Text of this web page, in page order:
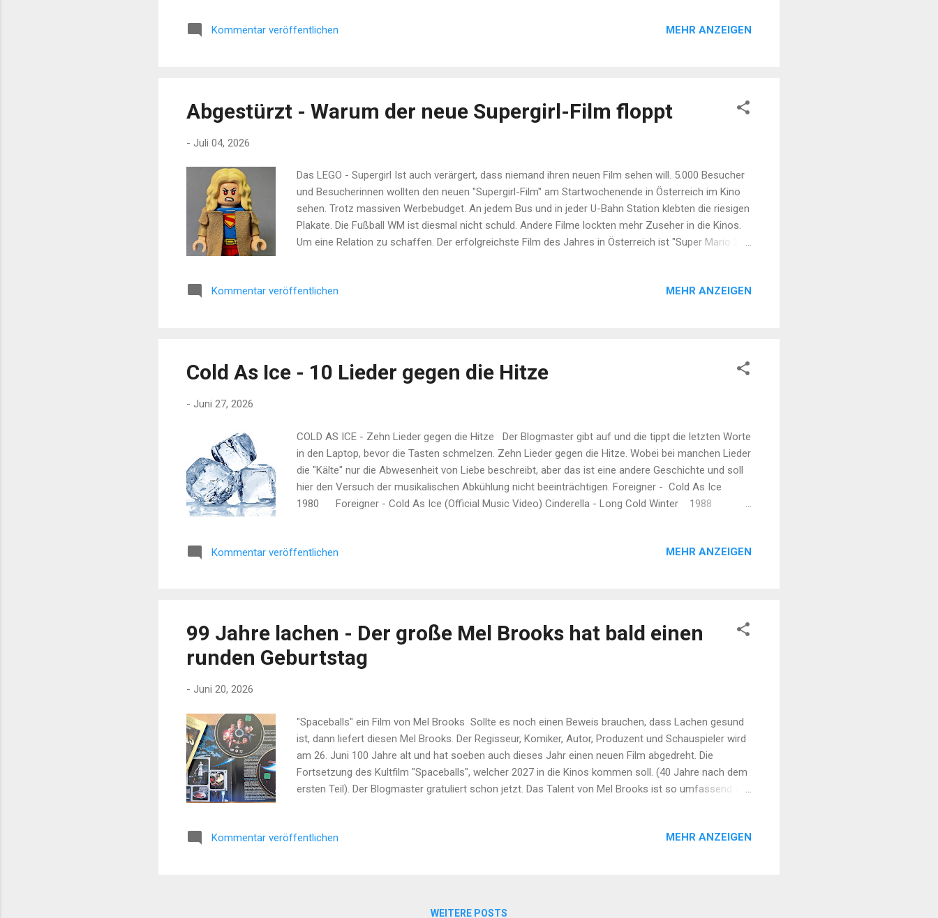
wir. Den Rest des Textes verstanden wir nicht mehr. Gebannt lauschten wir. Immer wieder sang sie,
Kommentar veröffentlichen MEHR ANZEIGEN
Abgestürzt - Warum der neue Supergirl-Film floppt
- Juli 04, 2026
Das LEGO - Supergirl Ist auch verärgert, dass niemand ihren neuen Film sehen will. 5.000 Besucher
und Besucherinnen wollten den neuen "Supergirl-Film" am Startwochenende in Österreich im Kino
sehen. Trotz massiven Werbebudget. An jedem Bus und in jeder U-Bahn Station klebten die riesigen
Plakate. Die Fußball WM ist diesmal nicht schuld. Andere Filme lockten mehr Zuseher in die Kinos.
Um eine Relation zu schaffen. Der erfolgreichste Film des Jahres in Österreich ist "Super Mario 2"
Enttäuschung. Und das gilt für alle Länder in denen der Film letzten Freitag gestartet ist, inklusive
Kommentar veröffentlichen MEHR ANZEIGEN
Cold As Ice - 10 Lieder gegen die Hitze
- Juni 27, 2026
COLD AS ICE - Zehn Lieder gegen die Hitze Der Blogmaster gibt auf und die tippt die letzten Worte
in den Laptop, bevor die Tasten schmelzen. Zehn Lieder gegen die Hitze. Wobei bei manchen Lieder
die "Kälte" nur die Abwesenheit von Liebe beschreibt, aber das ist eine andere Geschichte und soll
hier den Versuch der musikalischen Abkühlung nicht beeinträchtigen. Foreigner - Cold As Ice
1980 Foreigner - Cold As Ice (Official Music Video) Cinderella - Long Cold Winter 1988
Blue Heart 1988 John Hiatt - Icy Blue Heart Van Halen - Ice Cream Man 1978 Van Halen -
Kommentar veröffentlichen MEHR ANZEIGEN
99 Jahre lachen - Der große Mel Brooks hat bald einen
runden Geburtstag
- Juni 20, 2026
"Spaceballs" ein Film von Mel Brooks Sollte es noch einen Beweis brauchen, dass Lachen gesund
ist, dann liefert diesen Mel Brooks. Der Regisseur, Komiker, Autor, Produzent und Schauspieler wird
am 26. Juni 100 Jahre alt und hat soeben auch dieses Jahr einen neuen Film abgedreht. Die
Fortsetzung des Kultfilm "Spaceballs", welcher 2027 in die Kinos kommen soll. (40 Jahre nach dem
ersten Teil). Der Blogmaster gratuliert schon jetzt. Das Talent von Mel Brooks ist so umfassend wie
70er Jahren im Kino. Nebenbei hat er ein eigenes Filmgenre erfunden. Den sogenannten "Spoof"-
Kommentar veröffentlichen MEHR ANZEIGEN
WEITERE POSTS